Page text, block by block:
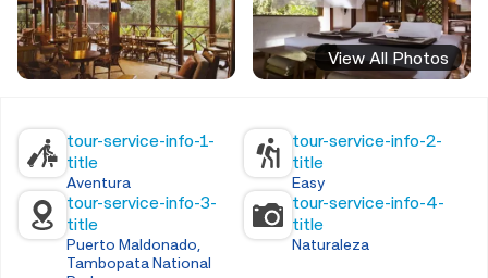
View All Photos
tour-service-info-1-
title
Aventura
tour-service-info-2-
title
Easy
tour-service-info-3-
title
Puerto Maldonado,
Tambopata National
tour-service-info-4-
title
Naturaleza